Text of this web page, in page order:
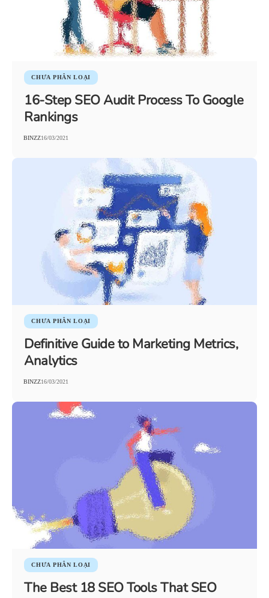
CHƯA PHÂN LOẠI
16-Step SEO Audit Process To Google
Rankings
BINZZ16/03/2021
CHƯA PHÂN LOẠI
Definitive Guide to Marketing Metrics,
Analytics
BINZZ16/03/2021
CHƯA PHÂN LOẠI
The Best 18 SEO Tools That SEO